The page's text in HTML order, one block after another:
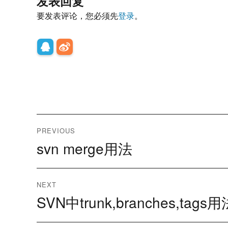
要发表评论，您必须先登录。
文
章
导
航
PREVIOUS
post:
svn merge用法
NEXT
Next
post:
SVN中trunk,branches,tags用